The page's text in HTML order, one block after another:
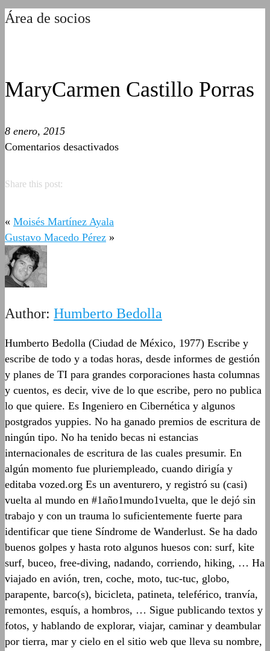
Área de socios
MaryCarmen Castillo Porras
8 enero, 2015
Comentarios desactivadosen
Share this post:
« Moisés Martínez Ayala
Gustavo Macedo Pérez »
Author: Humberto Bedolla
Humberto Bedolla (Ciudad de México, 1977) Escribe y
escribe de todo y a todas horas, desde informes de gestión
y planes de TI para grandes corporaciones hasta columnas
y cuentos, es decir, vive de lo que escribe, pero no publica
lo que quiere. Es Ingeniero en Cibernética y algunos
postgrados yuppies. No ha ganado premios de escritura de
ningún tipo. No ha tenido becas ni estancias
internacionales de escritura de las cuales presumir. En
algún momento fue pluriempleado, cuando dirigía y
editaba vozed.org Es un aventurero, y registró su (casi)
vuelta al mundo en #1año1mundo1vuelta, que le dejó sin
trabajo y con un trauma lo suficientemente fuerte para
identificar que tiene Síndrome de Wanderlust. Se ha dado
buenos golpes y hasta roto algunos huesos con: surf, kite
surf, buceo, free-diving, nadando, corriendo, hiking, … Ha
viajado en avión, tren, coche, moto, tuc-tuc, globo,
parapente, barco(s), bicicleta, patineta, teleférico, tranvía,
remontes, esquís, a hombros, … Sigue publicando textos y
fotos, y hablando de explorar, viajar, caminar y deambular
por tierra, mar y cielo en el sitio web que lleva su nombre,